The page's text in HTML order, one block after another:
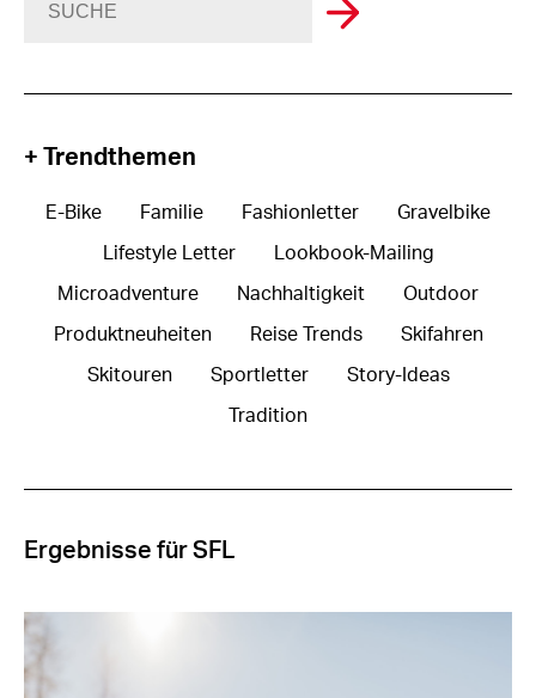
+ Trendthemen
E-Bike Familie Fashionletter Gravelbike
Lifestyle Letter Lookbook-Mailing
Microadventure Nachhaltigkeit Outdoor
Produktneuheiten Reise Trends Skifahren
Skitouren Sportletter Story-Ideas
Tradition
Ergebnisse für SFL